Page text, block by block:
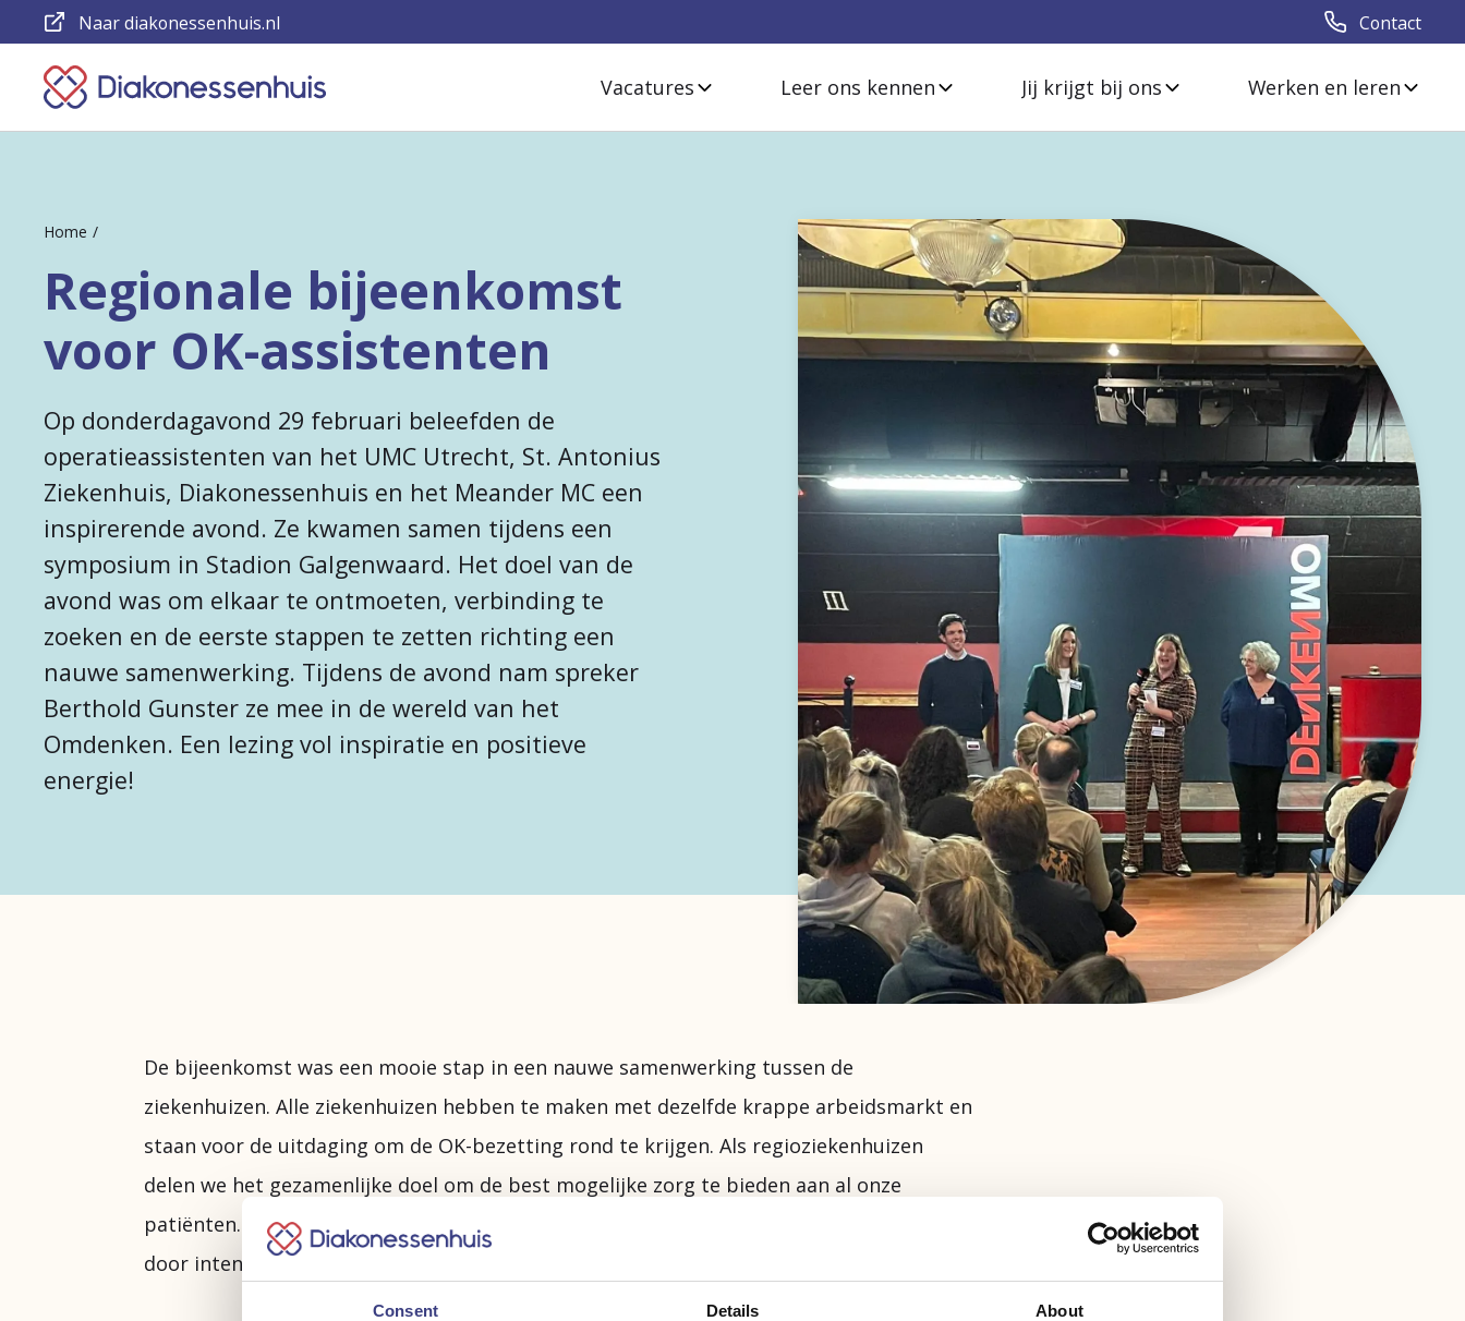
Consent Details About
Keer
terug
homepage
Vacatures Leer ons kennen Jij krijgt bij ons Werken en leren
Naar diakonessenhuis.nl Contact
Home
Regionale bijeenkomst
voor OK-assistenten
Op donderdagavond 29 februari beleefden de
operatieassistenten van het UMC Utrecht, St. Antonius
Ziekenhuis, Diakonessenhuis en het Meander MC een
inspirerende avond. Ze kwamen samen tijdens een
symposium in Stadion Galgenwaard. Het doel van de
avond was om elkaar te ontmoeten, verbinding te
zoeken en de eerste stappen te zetten richting een
nauwe samenwerking. Tijdens de avond nam spreker
Berthold Gunster ze mee in de wereld van het
Omdenken. Een lezing vol inspiratie en positieve
energie!
De bijeenkomst was een mooie stap in een nauwe samenwerking tussen de
ziekenhuizen. Alle ziekenhuizen hebben te maken met dezelfde krappe arbeidsmarkt en
staan voor de uitdaging om de OK-bezetting rond te krijgen. Als regioziekenhuizen
delen we het gezamenlijke doel om de best mogelijke zorg te bieden aan al onze
patiënten. Deze avond bood de kans om te verkennen hoe we dit doel kunnen bereiken
door intensief samen te werken en kennis en expertise te delen.